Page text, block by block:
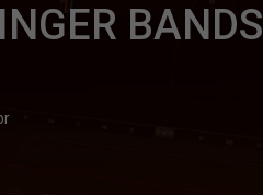
BANDS